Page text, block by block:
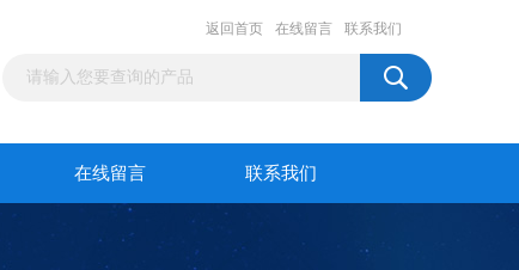
返回首页 在线留言 联系我们
在线留言 联系我们